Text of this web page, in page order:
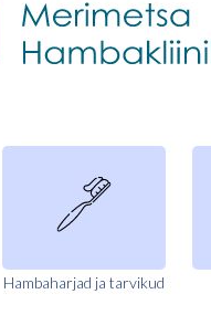
Hambaharjad ja tarvikud